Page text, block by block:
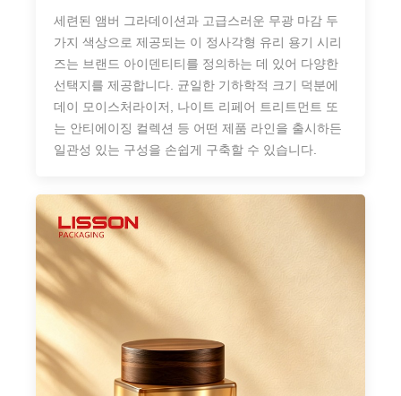
세련된 앰버 그라데이션과 고급스러운 무광 마감 두
가지 색상으로 제공되는 이 정사각형 유리 용기 시리
즈는 브랜드 아이덴티티를 정의하는 데 있어 다양한
선택지를 제공합니다. 균일한 기하학적 크기 덕분에
데이 모이스처라이저, 나이트 리페어 트리트먼트 또
는 안티에이징 컬렉션 등 어떤 제품 라인을 출시하든
일관성 있는 구성을 손쉽게 구축할 수 있습니다.